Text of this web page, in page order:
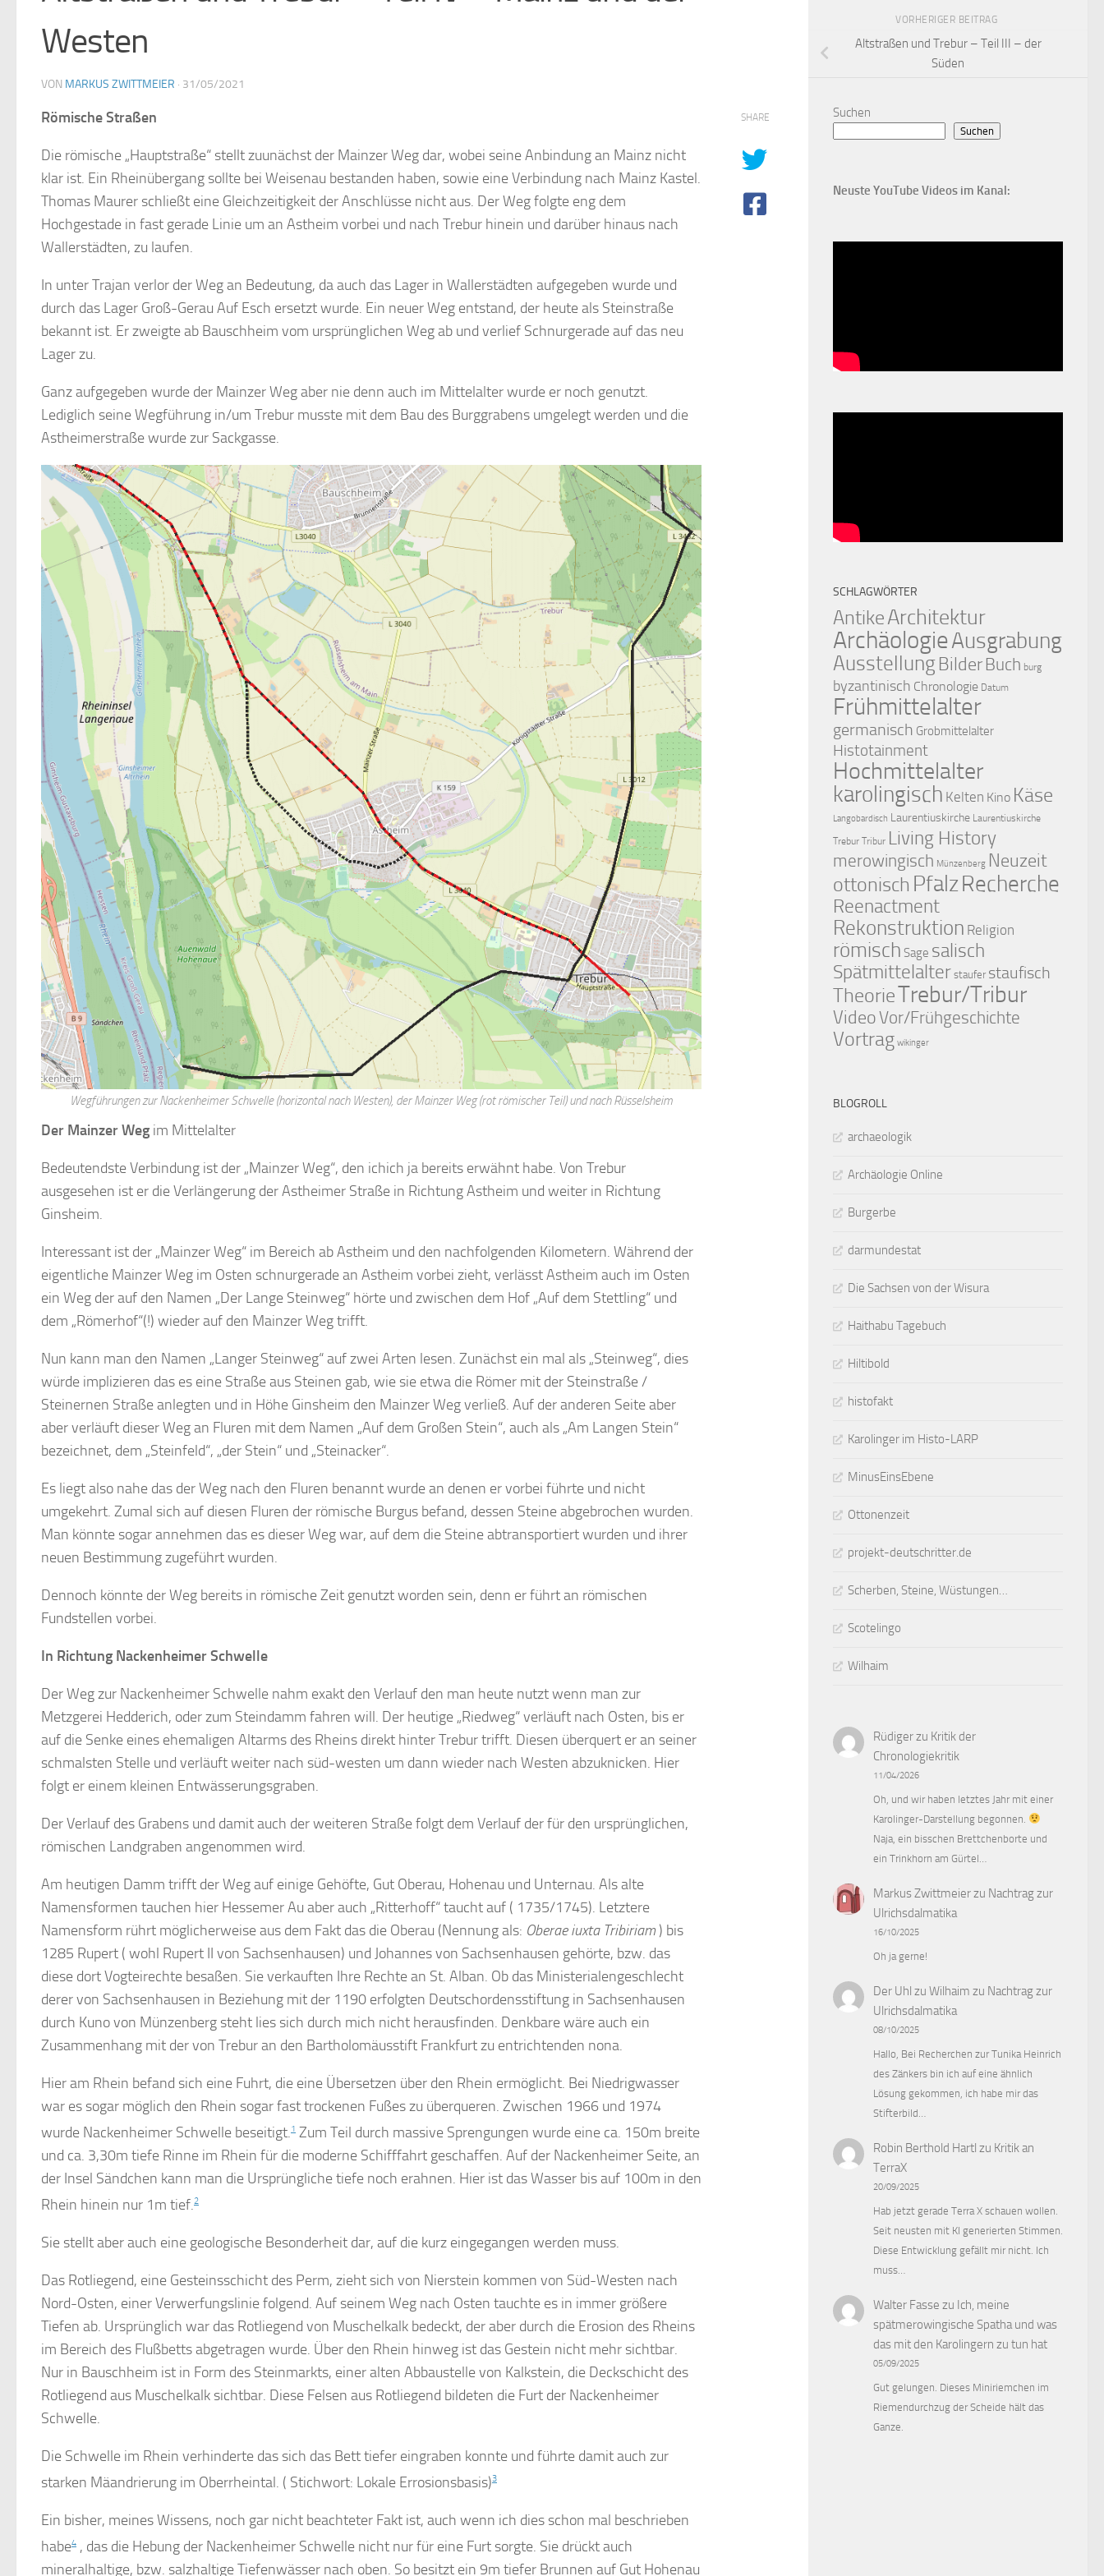
Westen
VON MARKUS ZWITTMEIER · 31/05/2021
Römische Straßen
Die römische „Hauptstraße“ stellt zuunächst der Mainzer Weg dar, wobei seine Anbindung an Mainz nicht
klar ist. Ein Rheinübergang sollte bei Weisenau bestanden haben, sowie eine Verbindung nach Mainz Kastel.
Thomas Maurer schließt eine Gleichzeitigkeit der Anschlüsse nicht aus. Der Weg folgte eng dem
Hochgestade in fast gerade Linie um an Astheim vorbei und nach Trebur hinein und darüber hinaus nach
Wallerstädten, zu laufen.
In unter Trajan verlor der Weg an Bedeutung, da auch das Lager in Wallerstädten aufgegeben wurde und
durch das Lager Groß-Gerau Auf Esch ersetzt wurde. Ein neuer Weg entstand, der heute als Steinstraße
bekannt ist. Er zweigte ab Bauschheim vom ursprünglichen Weg ab und verlief Schnurgerade auf das neu
Lager zu.
Ganz aufgegeben wurde der Mainzer Weg aber nie denn auch im Mittelalter wurde er noch genutzt.
Lediglich seine Wegführung in/um Trebur musste mit dem Bau des Burggrabens umgelegt werden und die
Astheimerstraße wurde zur Sackgasse.
Wegführungen zur Nackenheimer Schwelle (horizontal nach Westen), der Mainzer Weg (rot römischer Teil) und nach Rüsselsheim
Der Mainzer Weg im Mittelalter
Bedeutendste Verbindung ist der „Mainzer Weg“, den ichich ja bereits erwähnt habe. Von Trebur
ausgesehen ist er die Verlängerung der Astheimer Straße in Richtung Astheim und weiter in Richtung
Ginsheim.
Interessant ist der „Mainzer Weg“ im Bereich ab Astheim und den nachfolgenden Kilometern. Während der
eigentliche Mainzer Weg im Osten schnurgerade an Astheim vorbei zieht, verlässt Astheim auch im Osten
ein Weg der auf den Namen „Der Lange Steinweg“ hörte und zwischen dem Hof „Auf dem Stettling“ und
dem „Römerhof“(!) wieder auf den Mainzer Weg trifft.
Nun kann man den Namen „Langer Steinweg“ auf zwei Arten lesen. Zunächst ein mal als „Steinweg“, dies
würde implizieren das es eine Straße aus Steinen gab, wie sie etwa die Römer mit der Steinstraße /
Steinernen Straße anlegten und in Höhe Ginsheim den Mainzer Weg verließ. Auf der anderen Seite aber
aber verläuft dieser Weg an Fluren mit dem Namen „Auf dem Großen Stein“, auch als „Am Langen Stein“
bezeichnet, dem „Steinfeld“, „der Stein“ und „Steinacker“.
Es liegt also nahe das der Weg nach den Fluren benannt wurde an denen er vorbei führte und nicht
umgekehrt. Zumal sich auf diesen Fluren der römische Burgus befand, dessen Steine abgebrochen wurden.
Man könnte sogar annehmen das es dieser Weg war, auf dem die Steine abtransportiert wurden und ihrer
neuen Bestimmung zugeführt wurden.
Dennoch könnte der Weg bereits in römische Zeit genutzt worden sein, denn er führt an römischen
Fundstellen vorbei.
In Richtung Nackenheimer Schwelle
Der Weg zur Nackenheimer Schwelle nahm exakt den Verlauf den man heute nutzt wenn man zur
Metzgerei Hedderich, oder zum Steindamm fahren will. Der heutige „Riedweg“ verläuft nach Osten, bis er
auf die Senke eines ehemaligen Altarms des Rheins direkt hinter Trebur trifft. Diesen überquert er an seiner
schmalsten Stelle und verläuft weiter nach süd-westen um dann wieder nach Westen abzuknicken. Hier
folgt er einem kleinen Entwässerungsgraben.
Der Verlauf des Grabens und damit auch der weiteren Straße folgt dem Verlauf der für den ursprünglichen,
römischen Landgraben angenommen wird.
Am heutigen Damm trifft der Weg auf einige Gehöfte, Gut Oberau, Hohenau und Unternau. Als alte
Namensformen tauchen hier Hessemer Au aber auch „Ritterhoff“ taucht auf ( 1735/1745). Letztere
Namensform rührt möglicherweise aus dem Fakt das die Oberau (Nennung als: Oberae iuxta Tribiriam) bis
1285 Rupert ( wohl Rupert II von Sachsenhausen) und Johannes von Sachsenhausen gehörte, bzw. das
diese dort Vogteirechte besaßen. Sie verkauften Ihre Rechte an St. Alban. Ob das Ministerialengeschlecht
derer von Sachsenhausen in Beziehung mit der 1190 erfolgten Deutschordensstiftung in Sachsenhausen
durch Kuno von Münzenberg steht lies sich durch mich nicht herausfinden. Denkbare wäre auch ein
Zusammenhang mit der von Trebur an den Bartholomäusstift Frankfurt zu entrichtenden nona.
Hier am Rhein befand sich eine Fuhrt, die eine Übersetzen über den Rhein ermöglicht. Bei Niedrigwasser
war es sogar möglich den Rhein sogar fast trockenen Fußes zu überqueren. Zwischen 1966 und 1974
wurde Nackenheimer Schwelle beseitigt.1 Zum Teil durch massive Sprengungen wurde eine ca. 150m breite
und ca. 3,30m tiefe Rinne im Rhein für die moderne Schifffahrt geschaffen. Auf der Nackenheimer Seite, an
der Insel Sändchen kann man die Ursprüngliche tiefe noch erahnen. Hier ist das Wasser bis auf 100m in den
Rhein hinein nur 1m tief.2
Sie stellt aber auch eine geologische Besonderheit dar, auf die kurz eingegangen werden muss.
Das Rotliegend, eine Gesteinsschicht des Perm, zieht sich von Nierstein kommen von Süd-Westen nach
Nord-Osten, einer Verwerfungslinie folgend. Auf seinem Weg nach Osten tauchte es in immer größere
Tiefen ab. Ursprünglich war das Rotliegend von Muschelkalk bedeckt, der aber durch die Erosion des Rheins
im Bereich des Flußbetts abgetragen wurde. Über den Rhein hinweg ist das Gestein nicht mehr sichtbar.
Nur in Bauschheim ist in Form des Steinmarkts, einer alten Abbaustelle von Kalkstein, die Deckschicht des
Rotliegend aus Muschelkalk sichtbar. Diese Felsen aus Rotliegend bildeten die Furt der Nackenheimer
Schwelle.
Die Schwelle im Rhein verhinderte das sich das Bett tiefer eingraben konnte und führte damit auch zur
starken Mäandrierung im Oberrheintal. ( Stichwort: Lokale Errosionsbasis)3
Ein bisher, meines Wissens, noch gar nicht beachteter Fakt ist, auch wenn ich dies schon mal beschrieben
habe4 , das die Hebung der Nackenheimer Schwelle nicht nur für eine Furt sorgte. Sie drückt auch
mineralhaltige, bzw. salzhaltige Tiefenwässer nach oben. So besitzt ein 9m tiefer Brunnen auf Gut Hohenau
SHARE
VORHERIGER BEITRAG
Altstraßen und Trebur – Teil III – der
Süden
Suchen
Suchen
Neuste YouTube Videos im Kanal:
SCHLAGWÖRTER
AntikeArchitektur
ArchäologieAusgrabung
AusstellungBilder Buch burg
byzantinisch Chronologie Datum
Frühmittelalter
germanisch Grobmittelalter
Histotainment
Hochmittelalter
karolingisch Kelten Kino Käse
Langobardisch Laurentiuskirche Laurentiuskirche
Trebur Tribur Living History
merowingisch Münzenberg Neuzeit
ottonisch PfalzRecherche
Reenactment
Rekonstruktion Religion
römisch Sage salisch
Spätmittelalter staufer staufisch
TheorieTrebur/Tribur
VideoVor/Frühgeschichte
Vortrag wikinger
BLOGROLL
archaeologik
Archäologie Online
Burgerbe
darmundestat
Die Sachsen von der Wisura
Haithabu Tagebuch
Hiltibold
histofakt
Karolinger im Histo-LARP
MinusEinsEbene
Ottonenzeit
projekt-deutschritter.de
Scherben, Steine, Wüstungen…
Scotelingo
Wilhaim
Rüdigerzu Kritik der
Chronologiekritik
11/04/2026
Oh, und wir haben letztes Jahr mit einer
Karolinger-Darstellung begonnen.
Naja, ein bisschen Brettchenborte und
ein Trinkhorn am Gürtel…
Markus Zwittmeierzu Nachtrag zur
Ulrichsdalmatika
16/10/2025
Oh ja gerne!
Der Uhl zu Wilhaim zu Nachtrag zur
Ulrichsdalmatika
08/10/2025
Hallo, Bei Recherchen zur Tunika Heinrich
des Zänkers bin ich auf eine ähnlich
Lösung gekommen, ich habe mir das
Stifterbild…
Robin Berthold Hartl zu Kritik an
TerraX
20/09/2025
Hab jetzt gerade Terra X schauen wollen.
Seit neusten mit KI generierten Stimmen.
Diese Entwicklung gefällt mir nicht. Ich
muss…
Walter Fasse zu Ich, meine
spätmerowingische Spatha und was
das mit den Karolingern zu tun hat
05/09/2025
Gut gelungen. Dieses Miniriemchen im
Riemendurchzug der Scheide hält das
Ganze.